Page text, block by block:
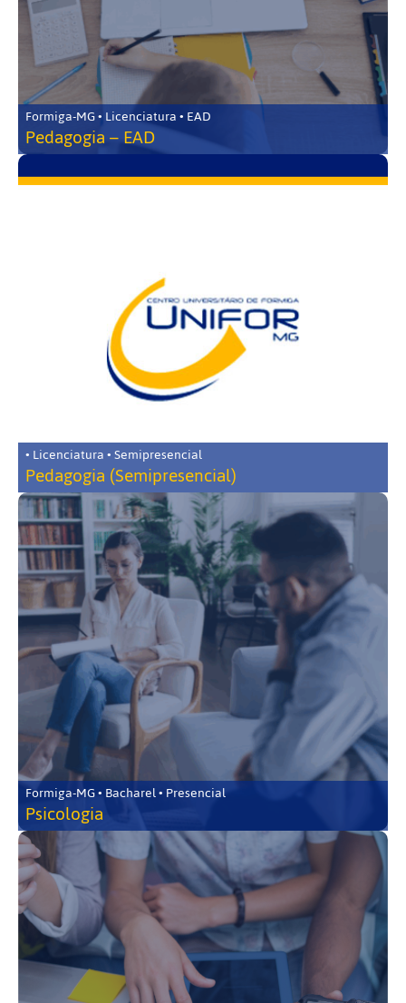
Formiga-MG • Licenciatura • EAD
Pedagogia – EAD
• Licenciatura • Semipresencial
Pedagogia (Semipresencial)
Formiga-MG • Bacharel • Presencial
Psicologia